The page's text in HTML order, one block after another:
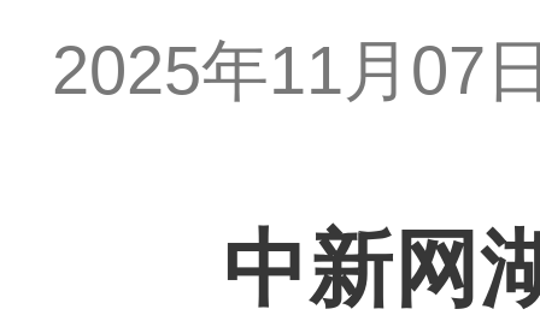
2025年11月07
中新网